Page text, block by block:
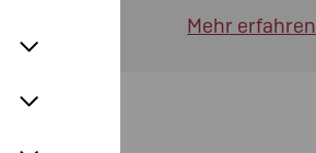
Mehr erfahren